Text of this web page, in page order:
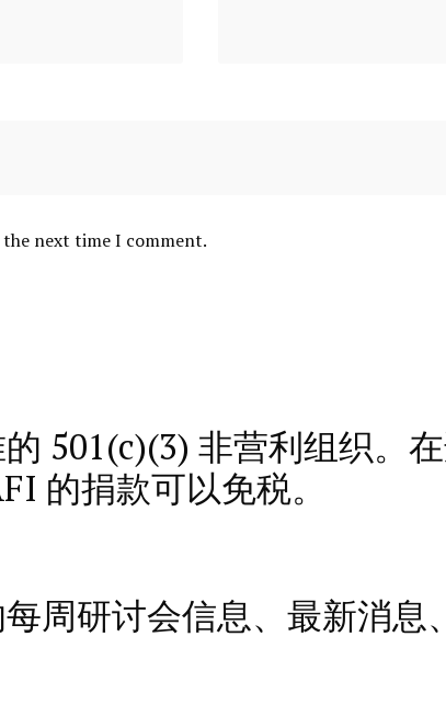
the next time I comment.
501(c)(3) 非营利组织。
的捐款可以免税。
周研讨会信息、最新消息